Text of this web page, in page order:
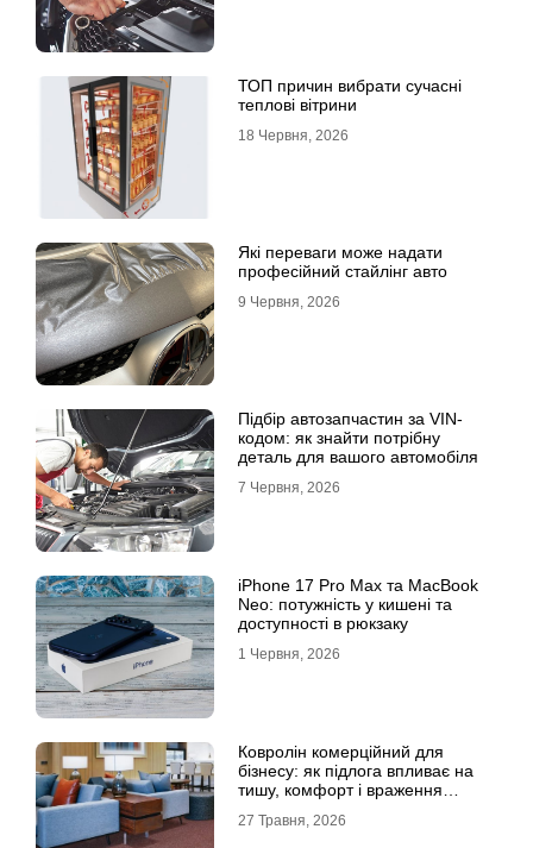
ТОП причин вибрати сучасні
теплові вітрини
18 Червня, 2026
Які переваги може надати
професійний стайлінг авто
9 Червня, 2026
Підбір автозапчастин за VIN-
кодом: як знайти потрібну
деталь для вашого автомобіля
7 Червня, 2026
iPhone 17 Pro Max та MacBook
Neo: потужність у кишені та
доступності в рюкзаку
1 Червня, 2026
Ковролін комерційний для
бізнесу: як підлога впливає на
тишу, комфорт і враження
27 Травня, 2026